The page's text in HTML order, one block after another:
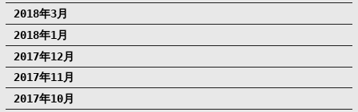
2018年3月
2018年1月
2017年12月
2017年11月
2017年10月